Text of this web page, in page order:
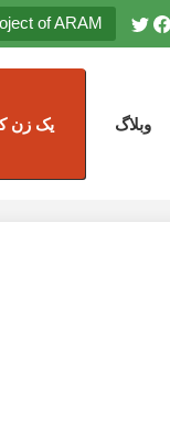
of ARAM
وبلاگ یک زن